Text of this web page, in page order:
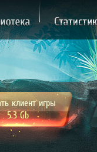
Статистика
клиент игры
5.3 Gb